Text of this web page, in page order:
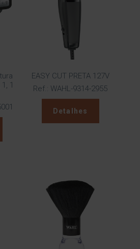
1
EASY CUT PRETA 127V
Ref.: WAHL-9314-2955
Detalhes